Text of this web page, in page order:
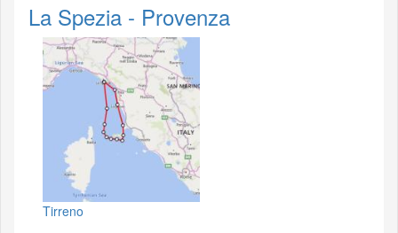
La Spezia - Provenza
Tirreno